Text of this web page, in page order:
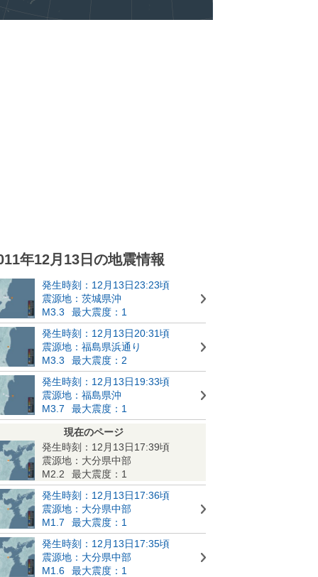
年12月13日の地震情報
発生時刻：12月13日23:23頃
震源地：茨城県沖
M3.3
最大震度：1
発生時刻：12月13日20:31頃
震源地：福島県浜通り
M3.3
最大震度：2
発生時刻：12月13日19:33頃
震源地：福島県沖
M3.7
最大震度：1
現在のページ
発生時刻：12月13日17:39頃
震源地：大分県中部
M2.2
最大震度：1
発生時刻：12月13日17:36頃
震源地：大分県中部
M1.7
最大震度：1
発生時刻：12月13日17:35頃
震源地：大分県中部
M1.6
最大震度：1